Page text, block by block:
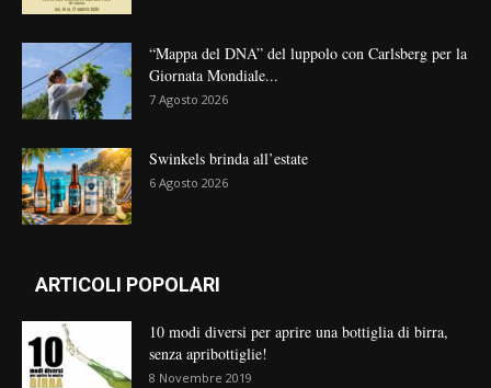
“Mappa del DNA” del luppolo con Carlsberg per la
Giornata Mondiale...
7 Agosto 2026
Swinkels brinda all’estate
6 Agosto 2026
ARTICOLI POPOLARI
10 modi diversi per aprire una bottiglia di birra,
senza apribottiglie!
8 Novembre 2019